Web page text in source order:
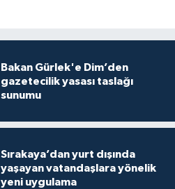
Bakan Gürlek'e Dim’den
gazetecilik yasası taslağı
sunumu
Sırakaya’dan yurt dışında
yaşayan vatandaşlara yönelik
yeni uygulama